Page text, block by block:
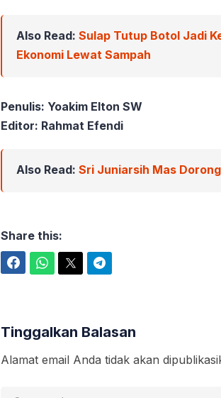
Also Read: Sulap Tutup Botol Jadi
Ekonomi Lewat Sampah
Penulis: Yoakim Elton SW
Editor: Rahmat Efendi
Also Read: Sri Juniarsih Mas
Share this:
Tinggalkan Balasan
Alamat email Anda tidak akan